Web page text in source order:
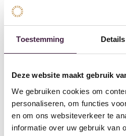
Toestemming Details
Deze website maakt gebruik
We gebruiken cookies om
personaliseren, om functies
en om ons websiteverkeer te
informatie over uw gebruik van
Waterbestendi
g
paneel
1219 x 178 x 4 mm
See more